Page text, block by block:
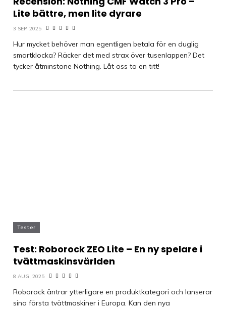
Lite bättre, men lite dyrare
3 SEP, 2025
Hur mycket behöver man egentligen betala för en duglig
smartklocka? Räcker det med strax över tusenlappen? Det
tycker åtminstone Nothing. Låt oss ta en titt!
Tester
Test: Roborock ZEO Lite – En ny spelare i
tvättmaskinsvärlden
8 AUG, 2025
Roborock äntrar ytterligare en produktkategori och lanserar
sina första tvättmaskiner i Europa. Kan den nya